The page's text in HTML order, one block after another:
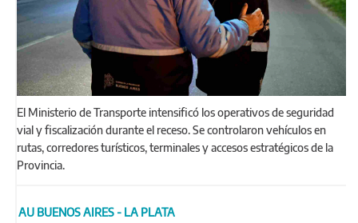
El Ministerio de Transporte intensificó los operativos de seguridad
vial y fiscalización durante el receso. Se controlaron vehículos en
rutas, corredores turísticos, terminales y accesos estratégicos de la
Provincia.
AU BUENOS AIRES - LA PLATA